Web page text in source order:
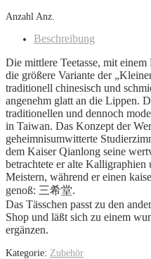
Anzahl Anz.
Beschreibung
Die mittlere Teetasse, mit
die größere Variante der
traditionell chinesisch und
angenehm glatt an die Lippen.
traditionellen und dennoch
in Taiwan. Das Konzept der
geheimnisumwitterte
dem Kaiser Qianlong seine
betrachtete er alte
Meistern, während er einen
genoß: 三希堂.
Das Tässchen passt zu den
Shop und läßt sich zu einem
ergänzen.
Kategorie: Zubehör